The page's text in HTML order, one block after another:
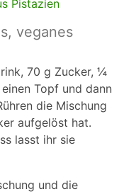
veganes
70 g Zucker, ¼
Topf und dann
die Mischung
aufgelöst hat.
lasst ihr sie
und die